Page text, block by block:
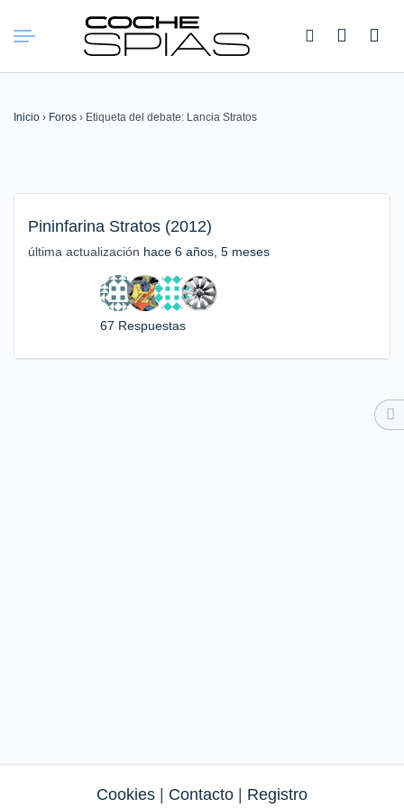
Buscar:
Inicio › Foros › Etiqueta del debate: Lancia Stratos
Pininfarina Stratos (2012)
última actualización hace 6 años, 5 meses
67 Respuestas
Cookies Contacto Registro